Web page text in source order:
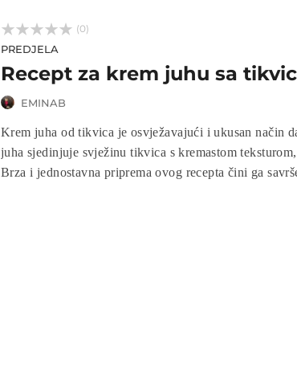


 (0)
PREDJELA
Recept za krem juhu sa
EMINAB
Krem juha od tikvica je osvježavajući i ukusan način da se
juha sjedinjuje svježinu tikvica s kremastom
Brza i jednostavna priprema ovog recepta čini ga